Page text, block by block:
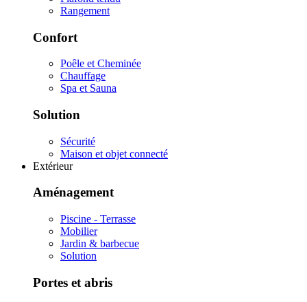
Rangement
Confort
Poêle et Cheminée
Chauffage
Spa et Sauna
Solution
Sécurité
Maison et objet connecté
Extérieur
Aménagement
Piscine - Terrasse
Mobilier
Jardin & barbecue
Solution
Portes et abris